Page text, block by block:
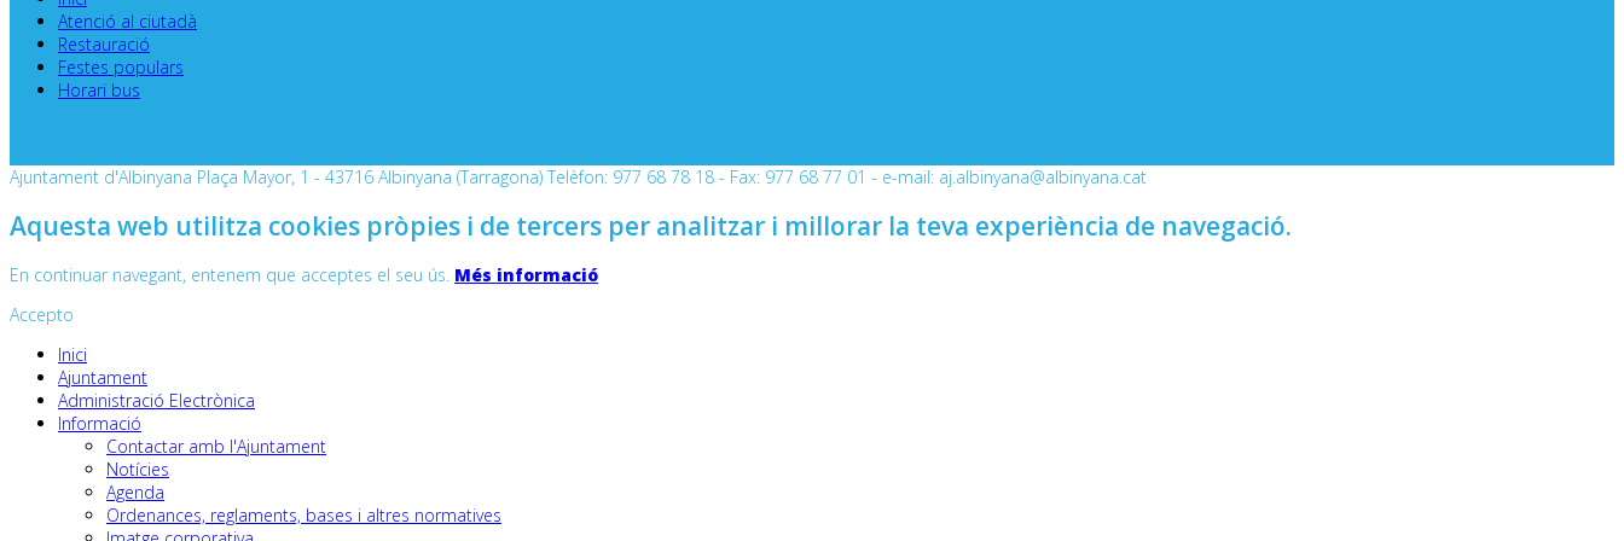
Atenció al ciutadà
Restauració
Festes populars
Horari bus
Ajuntament d'Albinyana Plaça Mayor, 1 - 43716 Albinyana (Tarragona) Telèfon: 977 68 78 18 - Fax: 977 68 77 01 - e-mail: aj.albinyana@albinyana.cat
Aquesta web utilitza cookies pròpies i de tercers per analitzar i millorar la teva experiència de navegació.
En continuar navegant, entenem que acceptes el seu ús. Més informació
Accepto
Inici
Ajuntament
Administració Electrònica
Informació
Contactar amb l'Ajuntament
Notícies
Agenda
Ordenances, reglaments, bases i altres normatives